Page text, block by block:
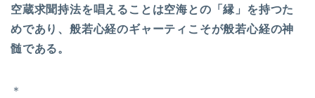
空蔵求聞持法を唱えることは空海との「縁」を持つた
めであり、般若心経のギャーティこそが般若心経の神
髄である。
＊